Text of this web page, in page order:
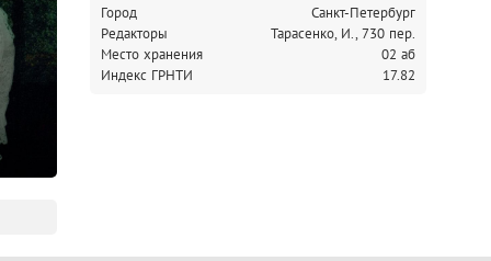
Город
Санкт-Петербург
Редакторы
Тарасенко, И., 730 пер.
Место хранения
02 аб
Индекс ГРНТИ
17.82